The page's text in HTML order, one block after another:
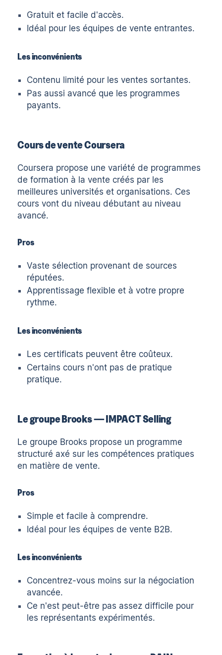
Gratuit et facile d'accès.
Idéal pour les équipes de vente entrantes.
Les inconvénients
Contenu limité pour les ventes sortantes.
Pas aussi avancé que les programmes
payants.
Cours de vente Coursera
Coursera propose une variété de programmes
de formation à la vente créés par les
meilleures universités et organisations. Ces
cours vont du niveau débutant au niveau
avancé.
Pros
Vaste sélection provenant de sources
réputées.
Apprentissage flexible et à votre propre
rythme.
Les inconvénients
Les certificats peuvent être coûteux.
Certains cours n'ont pas de pratique
pratique.
Le groupe Brooks — IMPACT Selling
Le groupe Brooks propose un programme
structuré axé sur les compétences pratiques
en matière de vente.
Pros
Simple et facile à comprendre.
Idéal pour les équipes de vente B2B.
Les inconvénients
Concentrez-vous moins sur la négociation
avancée.
Ce n'est peut-être pas assez difficile pour
les représentants expérimentés.